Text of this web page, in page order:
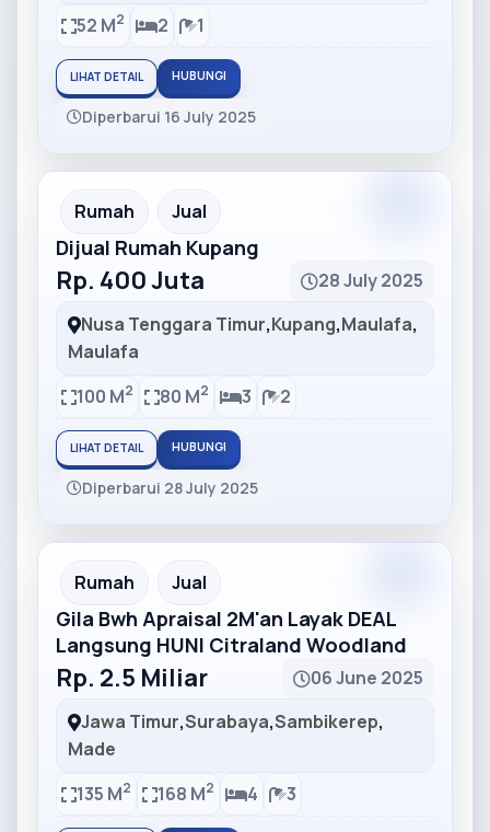
52 M2 2 1
LIHAT DETAIL HUBUNGI
Diperbarui 16 July 2025
Partner Ad
Rumah Jual
Dijual Rumah Kupang
Rp. 400 Juta
28 July 2025
Nusa Tenggara Timur,Kupang,Maulafa,
Maulafa
100 M2 80 M2 3 2
LIHAT DETAIL HUBUNGI
Diperbarui 28 July 2025
Partner Ad
Rumah Jual
Gila Bwh Apraisal 2M'an Layak DEAL
Langsung HUNI Citraland Woodland
Rp. 2.5 Miliar
06 June 2025
Jawa Timur,Surabaya,Sambikerep,
Made
135 M2 168 M2 4 3